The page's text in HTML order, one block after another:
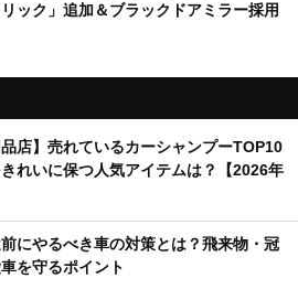
ック」追加＆ブラックドアミラー採用
品店】売れているカーシャンプーTOP10
きれいに保つ人気アイテムは？【2026年
にやるべき車の対策とは？飛来物・冠
を守るポイント